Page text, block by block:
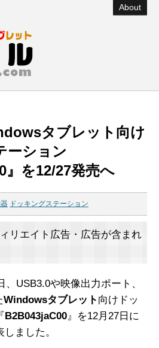
About
タブレット向け
ーション
』を12/27発売へ
ドッキングステーション
リエイト広告・広告が含まれ
USB3.0や映像出力ポート、
Windowsタブレット 向けドッ
B2B043jaC00』を12月27日に
ました。